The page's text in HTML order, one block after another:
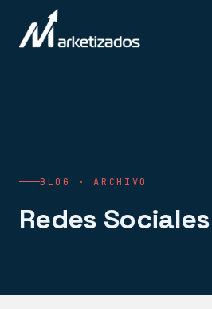
BLOG · ARCHIVO
Redes Sociales